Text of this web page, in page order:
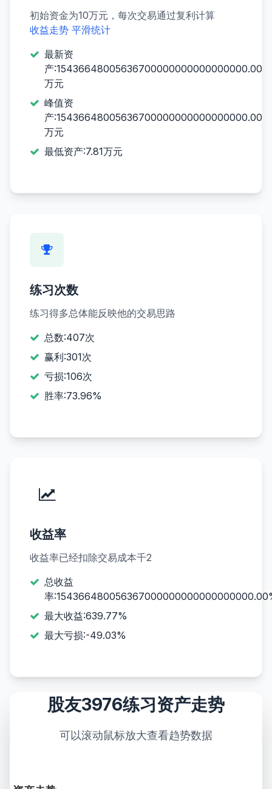
初始资金为10万元，每次交易通过复利计算
收益走势 平滑统计
最新资
产:15436648005636700000000000000000.00
万元
峰值资
产:15436648005636700000000000000000.00
万元
最低资产:7.81万元
练习次数
练习得多总体能反映他的交易思路
总数:407次
赢利:301次
亏损:106次
胜率:73.96%
收益率
收益率已经扣除交易成本千2
总收益
率
最大收益:639.77%
最大亏损:-49.03%
股友3976练习资产走势
可以滚动鼠标放大查看趋势数据